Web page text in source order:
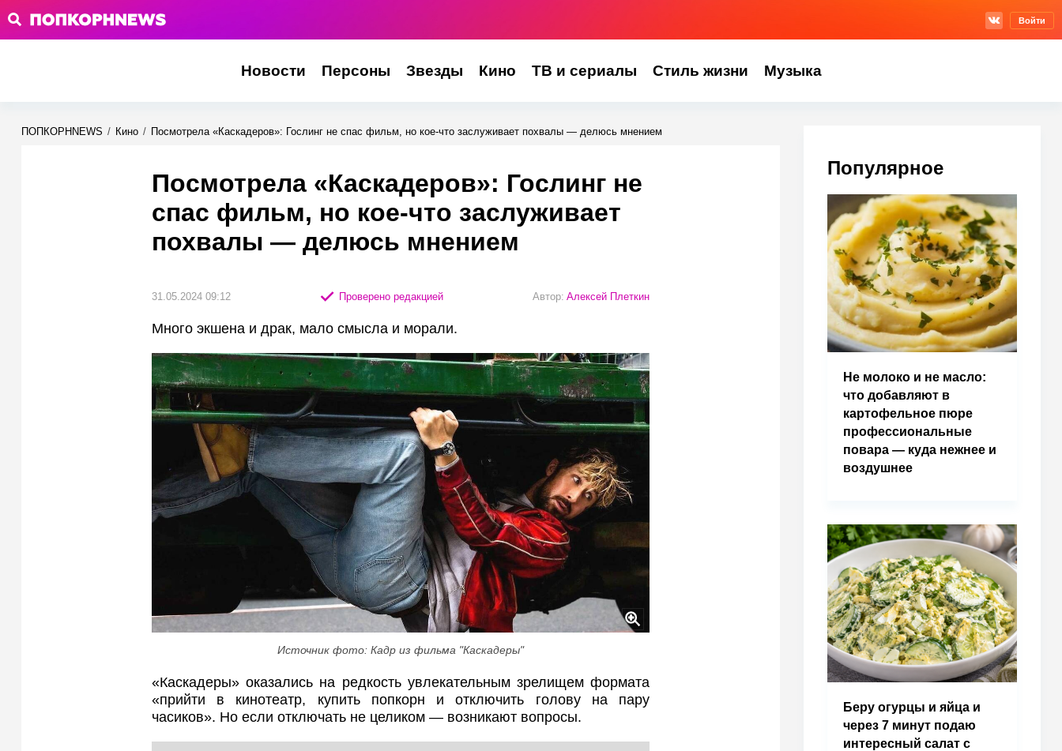
Войти
Новости Персоны Звезды Кино ТВ и сериалы Стиль жизни Музыка
ПОПКОРНNEWS / Кино / Посмотрела «Каскадеров»: Гослинг не спас фильм, но кое-что заслуживает похвалы — делюсь мнением
Посмотрела «Каскадеров»: Гослинг не
спас фильм, но кое-что заслуживает
похвалы — делюсь мнением
31.05.2024 09:12 Проверено редакцией Автор: Алексей Плеткин
Много экшена и драк, мало смысла и морали.
Источник фото: Кадр из фильма "Каскадеры"
«Каскадеры» оказались на редкость увлекательным зрелищем формата
«прийти в кинотеатр, купить попкорн и отключить голову на пару
часиков». Но если отключать не целиком — возникают вопросы.
Популярное
Не молоко и не масло:
что добавляют в
картофельное пюре
профессиональные
повара — куда нежнее и
воздушнее
Беру огурцы и яйца и
через 7 минут подаю
интересный салат с